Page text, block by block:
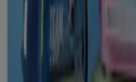
Ansgaritorstrasse 21, Bremen